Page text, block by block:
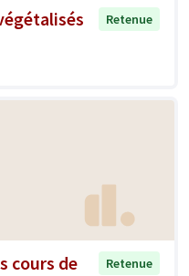
Retenue
cours de
Retenue